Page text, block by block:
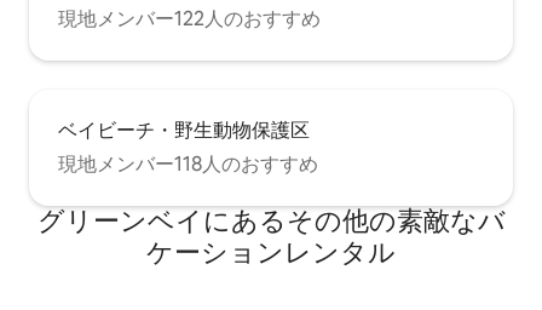
現地メンバー122人のおすすめ
ベイビーチ・野生動物保護区
現地メンバー118人のおすすめ
グリーンベイにあるその他の素敵なバ
ケーションレンタル